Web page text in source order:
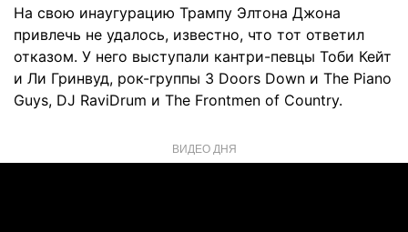
На свою инаугурацию Трампу Элтона Джона
привлечь не удалось, известно, что тот ответил
отказом. У него выступали кантри-певцы Тоби Кейт
и Ли Гринвуд, рок-группы 3 Doors Down и The Piano
Guys, DJ RaviDrum и The Frontmen of Country.
ВИДЕО ДНЯ